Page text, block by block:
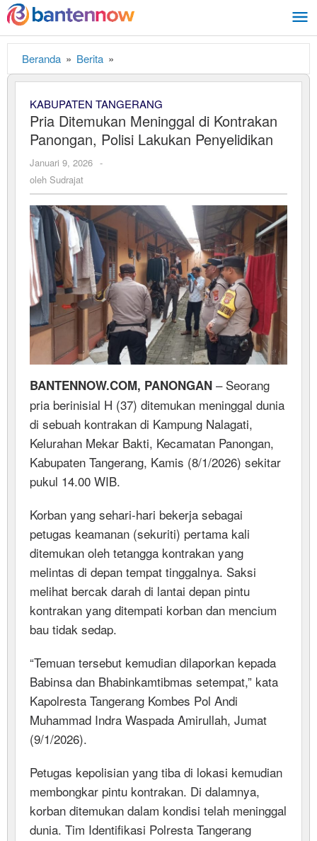
Lewati
ke
konten
Beranda » Berita »
Ditemukan
di
Kontrakan
Panongan,
KABUPATEN TANGERANG
Pria Ditemukan Meninggal di Kontrakan
Panongan, Polisi Lakukan Penyelidikan
Januari 9, 2026 oleh
-
oleh Sudrajat
BANTENNOW.COM, PANONGAN – Seorang
pria berinisial H (37) ditemukan meninggal dunia
di sebuah kontrakan di Kampung Nalagati,
Kelurahan Mekar Bakti, Kecamatan Panongan,
Kabupaten Tangerang, Kamis (8/1/2026) sekitar
pukul 14.00 WIB.
Korban yang sehari-hari bekerja sebagai
petugas keamanan (sekuriti) pertama kali
ditemukan oleh tetangga kontrakan yang
melintas di depan tempat tinggalnya. Saksi
melihat bercak darah di lantai depan pintu
kontrakan yang ditempati korban dan mencium
bau tidak sedap.
“Temuan tersebut kemudian dilaporkan kepada
Babinsa dan Bhabinkamtibmas setempat,” kata
Kapolresta Tangerang Kombes Pol Andi
Muhammad Indra Waspada Amirullah, Jumat
(9/1/2026).
Petugas kepolisian yang tiba di lokasi kemudian
membongkar pintu kontrakan. Di dalamnya,
korban ditemukan dalam kondisi telah meninggal
dunia. Tim Identifikasi Polresta Tangerang